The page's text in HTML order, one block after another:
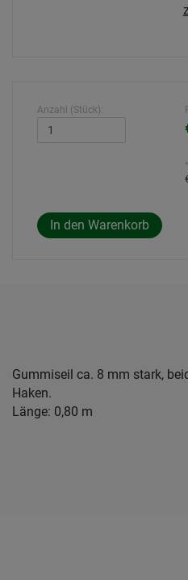
Anzahl (Stück):
Gummiseil ca. 8 mm stark,
Haken.
Länge: 0,80 m